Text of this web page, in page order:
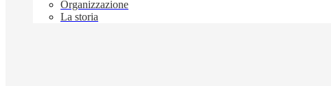
Organizzazione
La storia